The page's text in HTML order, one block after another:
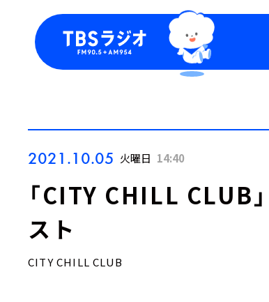
2021.10.05 火曜日 14:40
「CITY CHILL CLUB
スト
CITY CHILL CLUB